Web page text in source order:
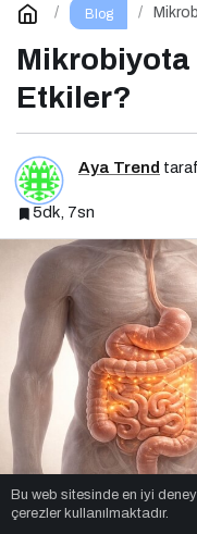
Blog
Mikrobiyota
Etkiler?
Aya Trend
5dk, 7sn
Bu web sitesinde en iyi
çerezler kullanılmaktadır.